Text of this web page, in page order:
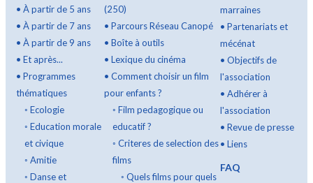
• À partir de 5 ans
• À partir de 7 ans
• À partir de 9 ans
• Et après...
• Programmes
thématiques
◦ Ecologie
◦ Education morale
et civique
◦ Amitie
◦ Danse et
(250)
• Parcours Réseau Canopé
• Boîte à outils
• Lexique du cinéma
• Comment choisir un film
pour enfants ?
◦ Film pedagogique ou
educatif ?
◦ Criteres de selection des
films
◦ Quels films pour quels
marraines
•Partenariats et
mécénat
•Objectifs de
l'association
•Adhérer à
l'association
•Revue de presse
•Liens
FAQ